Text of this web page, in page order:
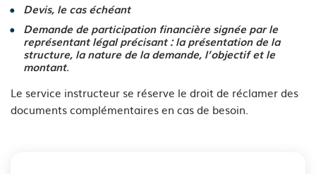
Devis, le cas échéant
Demande de participation financière signée par le
représentant légal précisant : la présentation de la
structure, la nature de la demande, l’objectif et le
montant.
Le service instructeur se réserve le droit de réclamer des
documents complémentaires en cas de besoin.